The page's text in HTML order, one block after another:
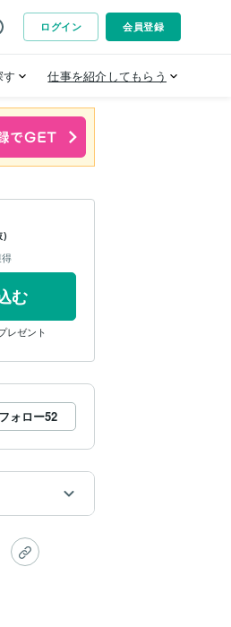
)
む
レゼント
フォロー52